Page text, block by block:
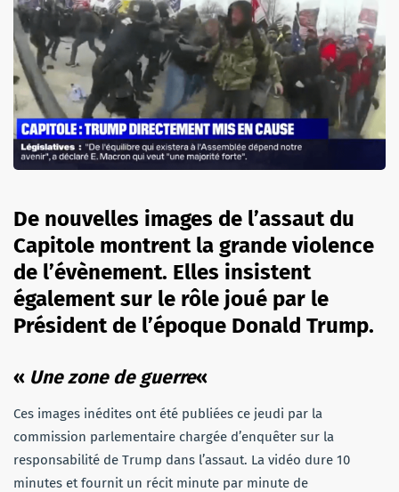
De nouvelles images de l’assaut du
Capitole montrent la grande violence
de l’évènement. Elles insistent
également sur le rôle joué par le
Président de l’époque Donald Trump.
« Une zone de guerre«
Ces images inédites ont été publiées ce jeudi par la
commission parlementaire chargée d’enquêter sur la
responsabilité de Trump dans l’assaut. La vidéo dure 10
minutes et fournit un récit minute par minute de